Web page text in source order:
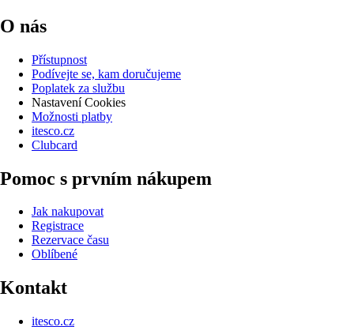
O nás
Přístupnost
Podívejte se, kam doručujeme
Poplatek za službu
Nastavení Cookies
Možnosti platby
itesco.cz
Clubcard
Pomoc s prvním nákupem
Jak nakupovat
Registrace
Rezervace času
Oblíbené
Kontakt
itesco.cz